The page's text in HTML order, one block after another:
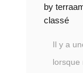
by
classé
Il y a
lorsque